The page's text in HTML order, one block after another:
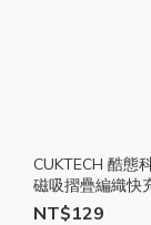
CUKTECH 酷態
磁吸摺疊編織快
CUK019
NT$129